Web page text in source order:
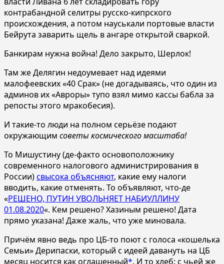
контрабандной селитры русско-кипрского
происхождения, а потом науськали портовые власти
Бейрута заварить щель в ангаре открытой сваркой.
Банкирам нужна война! Дело закрыто, Шерлок!
Там же Делягин недоумевает над идеями
малофеевских «40 Срак» (не догадываясь, что один из
админов их «Авроры» тупо взял мимо кассы бабла за
репосты этого мракобесия).
И такие-то люди на полном серьёзе подают
окружающим советы космического масштаба!
То Мишустину (де-факто основоположнику
современного налогового администрирования в
России)свысока объясняют, какие ему налоги
вводить, какие отменять. То объявляют, что-де
«РЕШЕНО, ПУТИН УВОЛЬНЯЕТ НАБИУЛЛИНУ
01.08.2020«. Кем решено? Хазиным решено! Дата
прямо указана! Даже жаль, что уже миновала.
Причём явно ведь про ЦБ-то поют с голоса «кошелька
Семьи» Дерипаски, который с идеей давануть на ЦБ
месяц носится как оглашенный*. И то хлеб: с чьей же